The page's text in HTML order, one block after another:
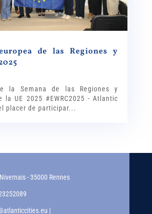
de las Regiones y
la Semana de las Regiones y
la UE 2025 #EWRC2025 - Atlantic
placer de participar...
- 35000 Rennes
|